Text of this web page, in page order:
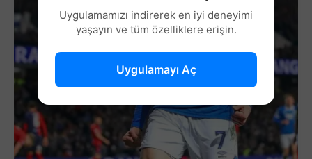
Uygulamamızı indirerek en iyi deneyimi
yaşayın ve tüm özelliklere erişin.
Uygulamayı Aç